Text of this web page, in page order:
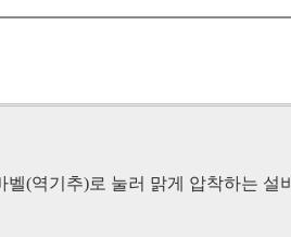
(역기추)로 눌러 맑게 압착하는 설비